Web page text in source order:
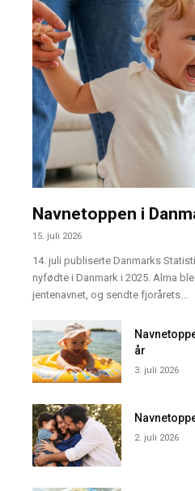
Navnetoppen i
15. juli 2026
14. juli publiserte Danmarks
nyfødte i Danmark i 2025. Alma
jentenavnet, og sendte fjorårets...
år
3. juli 2026
2. juli 2026